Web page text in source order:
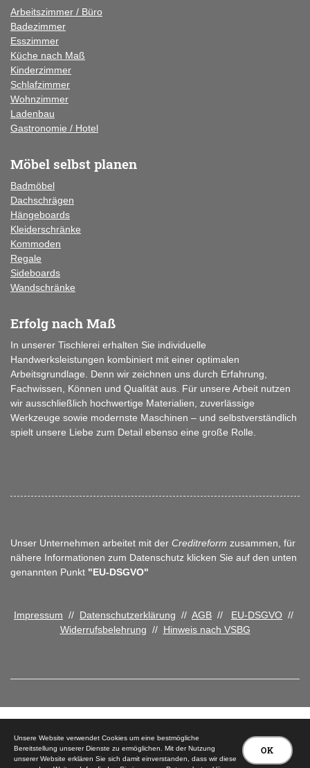
Arbeitszimmer / Büro
Badezimmer
Esszimmer
Küche nach Maß
Kinderzimmer
Schlafzimmer
Wohnzimmer
Ladenbau
Gastronomie / Hotel
Möbel selbst planen
Badmöbel
Dachschrägen
Hängeboards
Kleiderschränke
Kommoden
Regale
Sideboards
Wandschränke
Erfolg nach Maß
In unserer Tischlerei erhalten Sie individuelle
Handwerksleistungen kombiniert mit einer optimalen
Arbeitsgrundlage. Denn wir zeichnen uns durch Erfahrung,
Fachwissen, Können und Qualität aus. Für unsere Arbeit nutzen
wir ausschließlich hochwertige Materialien, zuverlässige
Werkzeuge sowie modernste Maschinen – und selbstverständlich
spielt unsere Liebe zum Detail ebenso eine große Rolle.
Unser Unternehmen arbeitet mit der Creditreform zusammen, für
nähere Informationen zum Datenschutz klicken Sie auf den unten
genannten Punkt "EU-DSGVO"
Impressum // Datenschutzerklärung // AGB // EU-DSGVO //
Widerrufsbelehrung // Hinweis nach VSBG
© 2026 Tischlerei Peter Carstensen
OK
Unsere Website verwendet Cookies um eine bestmögliche
Bereitstellung unserer Dienste zu ermöglichen. Mit der Nutzung
unserer Website erklären Sie sich damit einverstanden, dass wir diese